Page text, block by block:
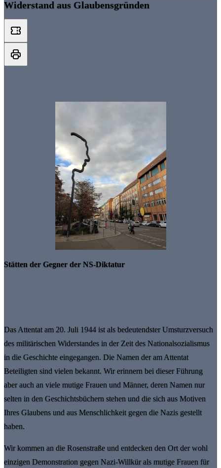
Widerstand aus Glaubensgründen
Stätten der Gegner der NS-Diktatur
Das Attentat am 20. Juli 1944 ist als bedeutendster Umsturzversuch
des militärischen Widerstandes in der Zeit des Nationalsozialismus
in die Geschichte eingegangen. Die Namen der am Attentat
Beteiligten sind vielen bekannt. Wir erinnern bei dieser Führung
aber auch an viele mutige Frauen und Männer, deren Namen nur
selten in den Geschichtsbüchern stehen und die sich aus Motiven
Ihres Glaubens und aus Menschlichkeit gegen die Nazis gestellt
haben.
Wir kommen an die Rosenstraße und entdecken den Ort der wohl
einzigen Demonstration gegen Nazi-Willkür als mutige Frauen für